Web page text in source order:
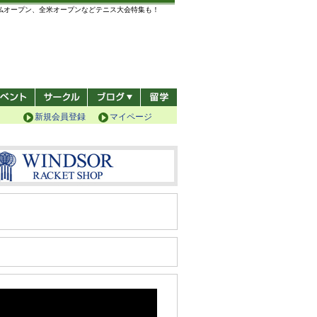
ープン、全米オープンなどテニス大会特集も！
マイページ
新規会員登録